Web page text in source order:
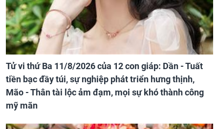
Tử vi thứ Ba 11/8/2026 của 12 con giáp: Dần - Tuất
tiền bạc đầy túi, sự nghiệp phát triển hưng thịnh,
Mão - Thân tài lộc ảm đạm, mọi sự khó thành công
mỹ mãn